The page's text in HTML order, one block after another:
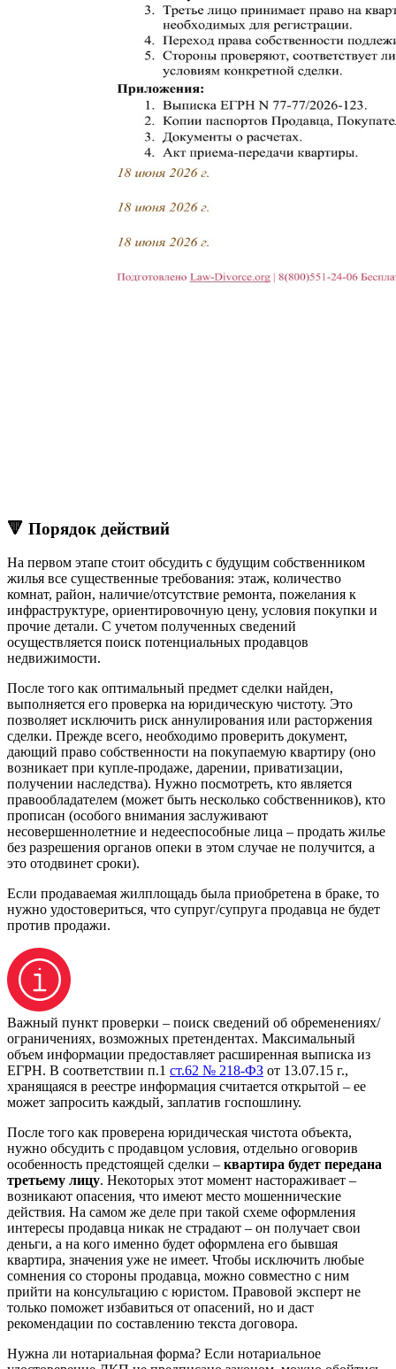
🔻 Порядок действий
На первом этапе стоит обсудить с будущим собственником
жилья все существенные требования: этаж, количество
комнат, район, наличие/отсутствие ремонта, пожелания к
инфраструктуре, ориентировочную цену, условия покупки и
прочие детали. С учетом полученных сведений
осуществляется поиск потенциальных продавцов
недвижимости.
После того как оптимальный предмет сделки найден,
выполняется его проверка на юридическую чистоту. Это
позволяет исключить риск аннулирования или расторжения
сделки. Прежде всего, необходимо проверить документ,
дающий право собственности на покупаемую квартиру (оно
возникает при купле-продаже, дарении, приватизации,
получении наследства). Нужно посмотреть, кто является
правообладателем (может быть несколько собственников), кто
прописан (особого внимания заслуживают
несовершеннолетние и недееспособные лица – продать жилье
без разрешения органов опеки в этом случае не получится, а
это отодвинет сроки).
Если продаваемая жилплощадь была приобретена в браке, то
нужно удостовериться, что супруг/супруга продавца не будет
против продажи.
Важный пункт проверки – поиск сведений об обременениях/
ограничениях, возможных претендентах. Максимальный
объем информации предоставляет расширенная выписка из
ЕГРН. В соответствии п.1 ст.62 № 218-ФЗ от 13.07.15 г.,
хранящаяся в реестре информация считается открытой – ее
может запросить каждый, заплатив госпошлину.
После того как проверена юридическая чистота объекта,
нужно обсудить с продавцом условия, отдельно оговорив
особенность предстоящей сделки – квартира будет передана
третьему лицу. Некоторых этот момент настораживает –
возникают опасения, что имеют место мошеннические
действия. На самом же деле при такой схеме оформления
интересы продавца никак не страдают – он получает свои
деньги, а на кого именно будет оформлена его бывшая
квартира, значения уже не имеет. Чтобы исключить любые
сомнения со стороны продавца, можно совместно с ним
прийти на консультацию с юристом. Правовой эксперт не
только поможет избавиться от опасений, но и даст
рекомендации по составлению текста договора.
Нужна ли нотариальная форма? Если нотариальное